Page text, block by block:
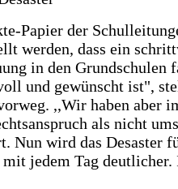
Papier der
werden, dass ein
in den Grundschulen
und gewünscht ist",
,,Wir haben aber
als nicht
Nun wird das Desaster
jedem Tag deutlicher.